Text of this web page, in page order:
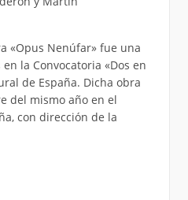
«Opus Nenúfar» fue una
la Convocatoria «Dos en
de España. Dicha obra
del mismo año en el
con dirección de la